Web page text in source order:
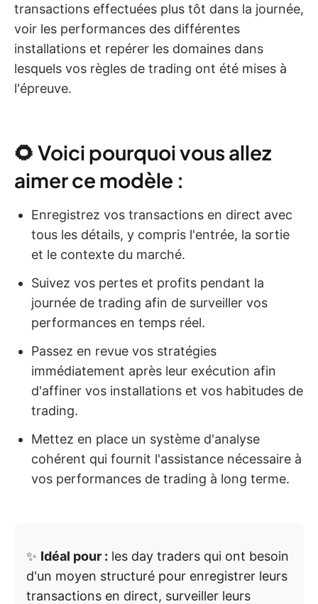
transactions effectuées plus tôt dans la journée,
voir les performances des différentes
installations et repérer les domaines dans
lesquels vos règles de trading ont été mises à
l'épreuve.
🌻 Voici pourquoi vous allez
aimer ce modèle :
Enregistrez vos transactions en direct avec
tous les détails, y compris l'entrée, la sortie
et le contexte du marché.
Suivez vos pertes et profits pendant la
journée de trading afin de surveiller vos
performances en temps réel.
Passez en revue vos stratégies
immédiatement après leur exécution afin
d'affiner vos installations et vos habitudes de
trading.
Mettez en place un système d'analyse
cohérent qui fournit l'assistance nécessaire à
vos performances de trading à long terme.
✨ Idéal pour : les day traders qui ont besoin
d'un moyen structuré pour enregistrer leurs
transactions en direct, surveiller leurs